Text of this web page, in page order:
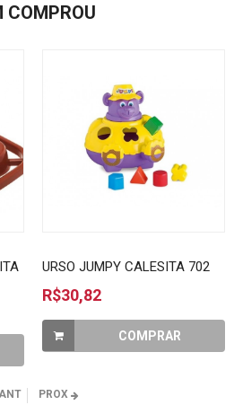
COMPROU
URSO JUMPY CALESITA 702
R$30,82
COMPRAR
PROX